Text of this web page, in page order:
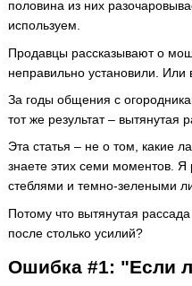
половина из них
используем.
Продавцы рассказывают о
неправильно установили. Или
За годы общения с
тот же результат – вытянутая
Эта статья – не о том, какие
знаете этих семи моментов.
стеблями и темно-зелеными
Потому что вытянутая
после столько усилий?
Ошибка #1: "Если